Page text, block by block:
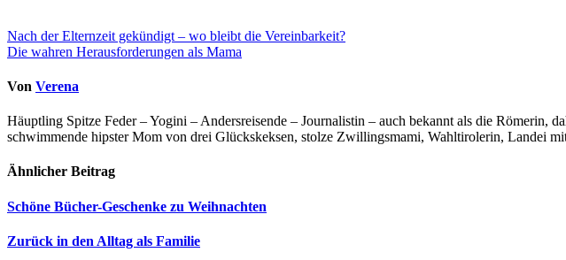
Beitragsnavigation
Nach der Elternzeit gekündigt – wo bleibt die Vereinbarkeit?
Die wahren Herausforderungen als Mama
Von Verena
Häuptling Spitze Feder – Yogini – Andersreisende – Journalistin – auch bekannt als die Römerin,
schwimmende hipster Mom von drei Glückskeksen, stolze Zwillingsmami, Wahltirolerin, Landei
Ähnlicher Beitrag
Schöne Bücher-Geschenke zu Weihnachten
Zurück in den Alltag als Familie